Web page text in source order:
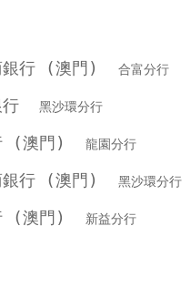
銀行 (澳門) 合富分行
行 黑沙環分行
(澳門) 龍園分行
銀行 (澳門) 黑沙環分行
(澳門) 新益分行